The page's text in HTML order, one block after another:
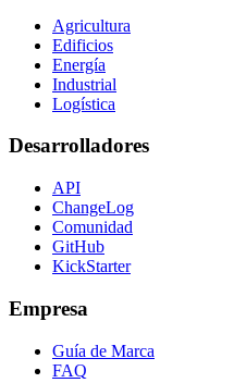
Agricultura
Edificios
Energía
Industrial
Logística
Desarrolladores
API
ChangeLog
Comunidad
GitHub
KickStarter
Empresa
Guía de Marca
FAQ